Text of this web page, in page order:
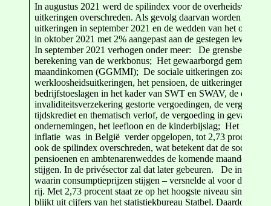
In augustus 2021 werd de spilindex voor de
uitkeringen overschreden. Als gevolg daarvan worden de
uitkeringen in september 2021 en de wedden van het
in oktober 2021 met 2% aangepast aan de gestegen
In september 2021 verhogen onder meer: De grensbedragen
berekening van de werkbonus; Het gewaarborgd gemiddeld
maandinkomen (GGMMI); De sociale uitkeringen zoals
werkloosheidsuitkeringen, het pensioen, de uitkeringen en
bedrijfstoeslagen in het kader van SWT en SWAV, de door
invaliditeitsverzekering gestorte vergoedingen, de
tijdskrediet en thematisch verlof, de vergoeding in geval van
ondernemingen, het leefloon en de kinderbijslag; Het flexi-
inflatie was in België verder opgelopen, tot 2,73 procent.
ook de spilindex overschreden, wat betekent dat de sociale
pensioenen en ambtenarenweddes de komende maanden met
stijgen. In de privésector zal dat later gebeuren. De inflatie –
waarin consumptieprijzen stijgen – versnelde al voor de
rij. Met 2,73 procent staat ze op het hoogste niveau sinds
blijkt uit cijfers van het statistiekbureau Statbel. Daardoor is